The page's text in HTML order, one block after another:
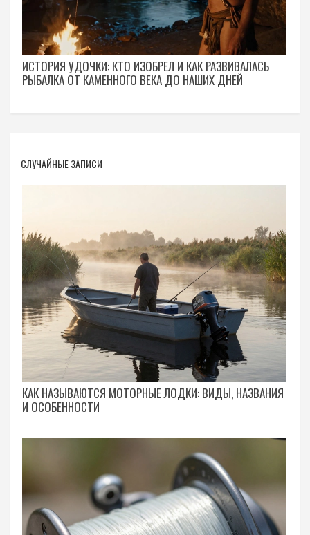
ИСТОРИЯ УДОЧКИ: КТО ИЗОБРЕЛ И КАК РАЗВИВАЛАСЬ
РЫБАЛКА ОТ КАМЕННОГО ВЕКА ДО НАШИХ ДНЕЙ
СЛУЧАЙНЫЕ ЗАПИСИ
КАК НАЗЫВАЮТСЯ МОТОРНЫЕ ЛОДКИ: ВИДЫ, НАЗВАНИЯ
И ОСОБЕННОСТИ